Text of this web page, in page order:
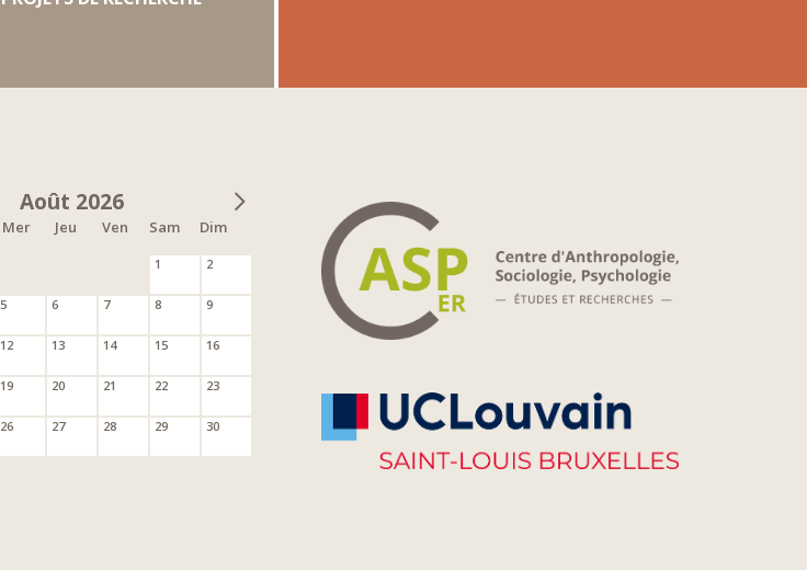
Août 2026
Mer Jeu Ven Sam Dim
1 2
5 6 7 8 9
12 13 14 15 16
19 20 21 22 23
26 27 28 29 30